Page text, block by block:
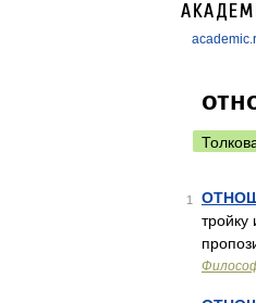
1
тройку